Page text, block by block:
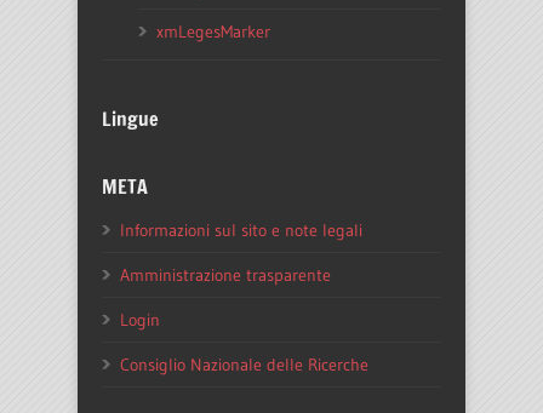
xmLegesMarker
Lingue
META
Informazioni sul sito e note legali
Amministrazione trasparente
Login
Consiglio Nazionale delle Ricerche